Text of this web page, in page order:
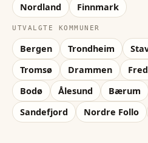
Nordland
Finnmark
UTVALGTE KOMMUNER
Bergen Trondheim
Tromsø
Drammen
Bodø
Ålesund Bærum
Sandefjord
Nordre Follo